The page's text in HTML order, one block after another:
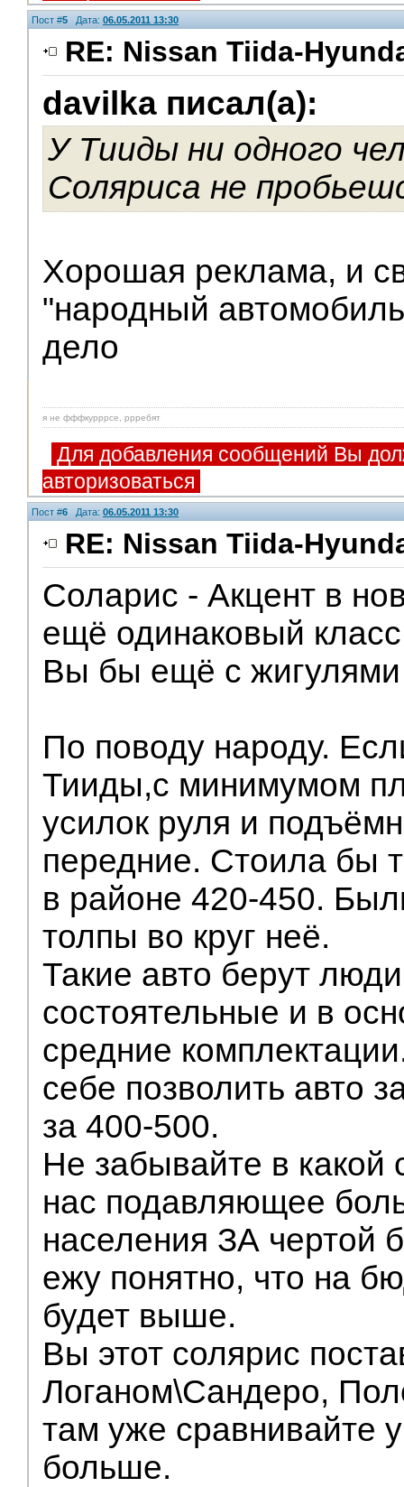
Пост #5 Дата: 06.05.2011 13:30
RE: Nissan Tiida-
davilka писал(а):
У Тииды ни одного
Соляриса не
Хорошая реклама, и
"народный
дело
я не фффкурррсе, ррребят
Для добавления сообщений Вы
авторизоваться
Пост #6 Дата: 06.05.2011 13:30
RE: Nissan Tiida-
Соларис - Акцент в
ещё одинаковый
Вы бы ещё с
По поводу народу.
Тииды,с минимумом
усилок руля и
передние. Стоила бы
в районе 420-450.
толпы во круг неё.
Такие авто берут
состоятельные и в
средние
себе позволить авто
за 400-500.
Не забывайте в какой
нас подавляющее
населения ЗА чертой
ежу понятно, что на
будет выше.
Вы этот солярис
Логаном\Сандеро,
там уже сравнивайте
больше.